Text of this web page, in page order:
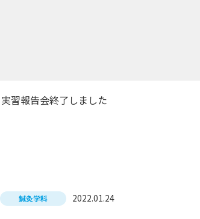
実習報告会終了しました
鍼灸学科 2022.01.24